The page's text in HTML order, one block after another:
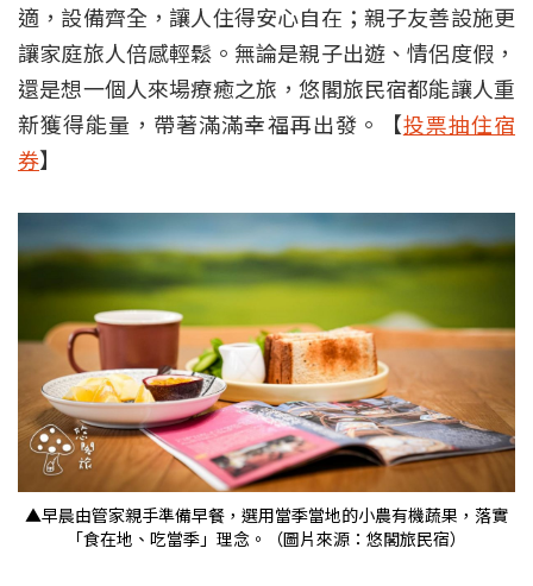
適，設備齊全，讓人住得安心自在；親子友善設施更
讓家庭旅人倍感輕鬆。無論是親子出遊、情侶度假，
還是想一個人來場療癒之旅，悠閣旅民宿都能讓人重
新獲得能量，帶著滿滿幸福再出發。【投票抽住宿
券】
▲早晨由管家親手準備早餐，選用當季當地的小農有機蔬果，落實
「食在地、吃當季」理念。（圖片來源：悠閣旅民宿）